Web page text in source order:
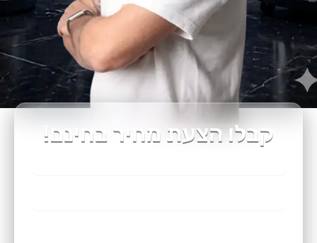
קבלו הצעת מחיר בחינם!